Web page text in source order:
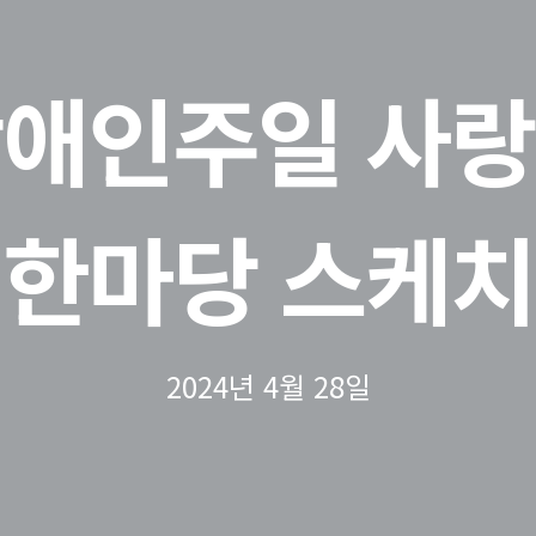
인주일 사
한마당 스케치
2024년 4월 28일